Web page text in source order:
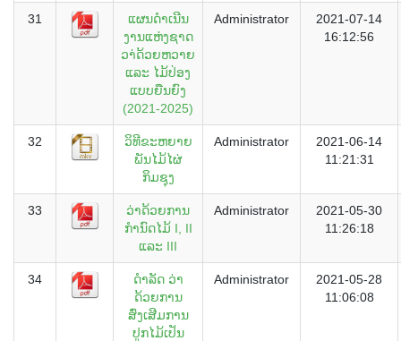
31
ແຜນດຳເນີນ
ງານແຫ່ງຊາດ
ວາ່ດ້ວຍຫວາຍ
ແລະ ໄມ້ປ່ອງ
ແບບຍືນຍົງ
(2021-2025)
Administrator
2021-07-14
16:12:56
32
ວິທີຂະຫຍາຍ
ພັນໄມ້ໄຜ່
ກິມຊຸງ
Administrator
2021-06-14
11:21:31
33
ວ່າດ້ວຍການ
ກຳນົດໄມ້ I, II
ແລະ III
Administrator
2021-05-30
11:26:18
34
ດຳລັດ ວ່າ
ດ້ວຍການ
ສົ່ງເສີມການ
ປູກໄມ້ເປັນ
Administrator
2021-05-28
11:06:08